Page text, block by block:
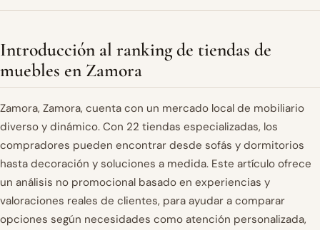
Introducción al ranking de tiendas de
muebles en Zamora
Zamora, Zamora, cuenta con un mercado local de mobiliario
diverso y dinámico. Con 22 tiendas especializadas, los
compradores pueden encontrar desde sofás y dormitorios
hasta decoración y soluciones a medida. Este artículo ofrece
un análisis no promocional basado en experiencias y
valoraciones reales de clientes, para ayudar a comparar
opciones según necesidades como atención personalizada,